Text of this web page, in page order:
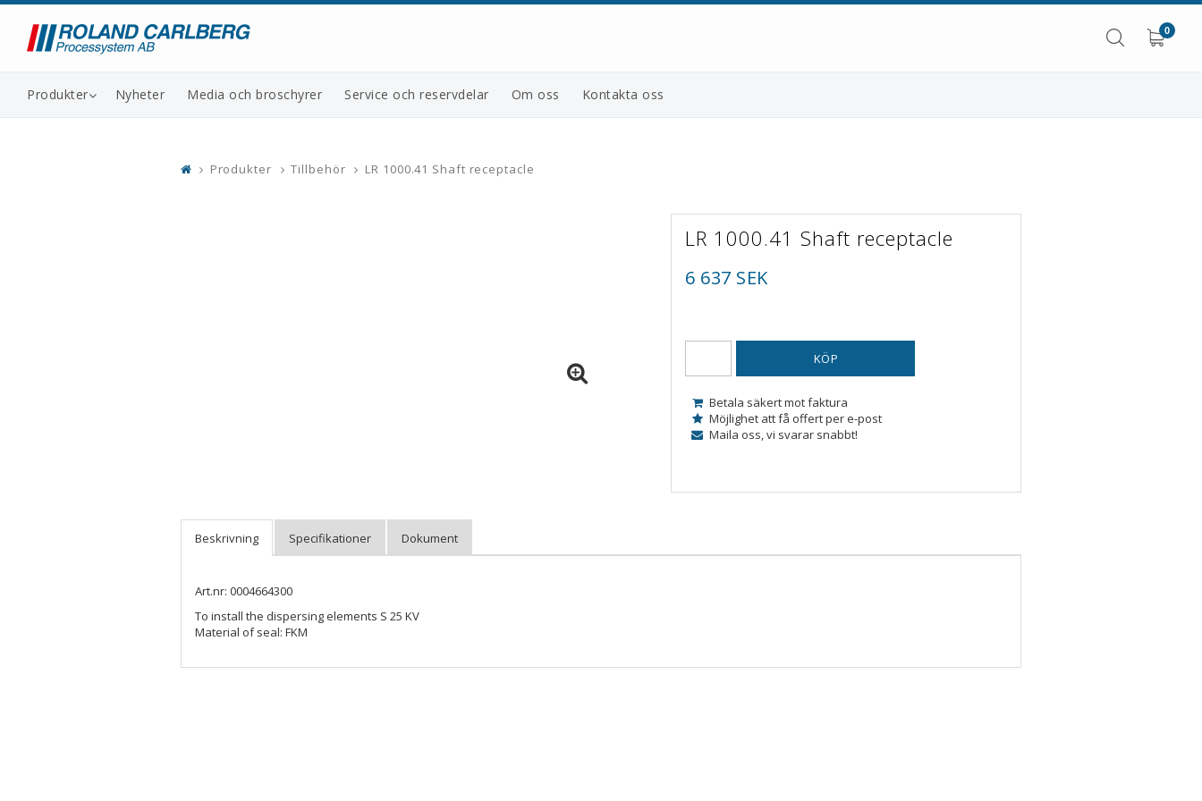
0
Produkter Nyheter Media och broschyrer Service och reservdelar Om oss Kontakta oss
Produkter Tillbehör LR 1000.41 Shaft receptacle
LR 1000.41 Shaft receptacle
6 637 SEK
KÖP
Betala säkert mot faktura
Möjlighet att få offert per e-post
Maila oss, vi svarar snabbt!
Art.nr: 0004664300
To install the dispersing elements S 25 KV
Material of seal: FKM